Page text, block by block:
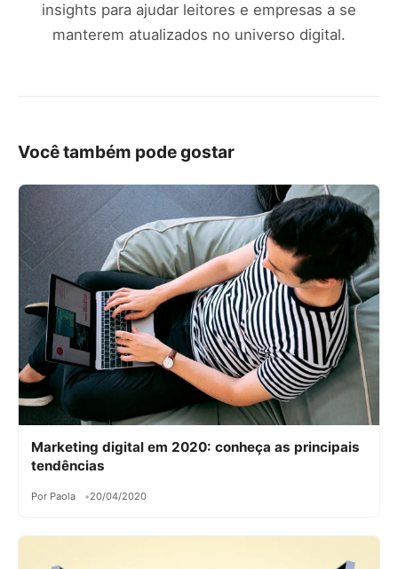
insights para ajudar leitores e empresas a se
manterem atualizados no universo digital.
Você também pode gostar
Marketing digital em 2020: conheça as principais
tendências
Por Paola 20/04/2020